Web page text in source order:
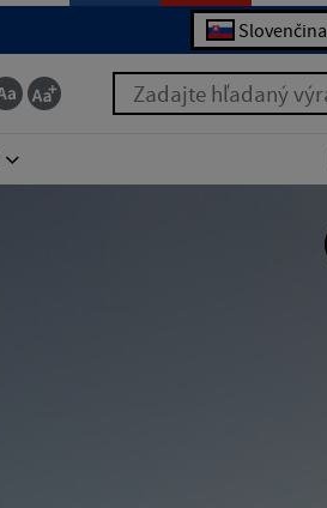
Slovenčina
Zadajte hľadaný výraz